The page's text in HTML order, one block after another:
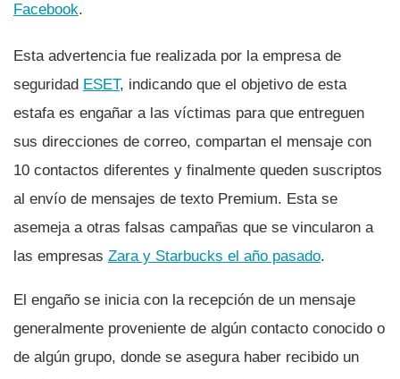
Facebook.
Esta advertencia fue realizada por la empresa de
seguridad ESET, indicando que el objetivo de esta
estafa es engañar a las ví­ctimas para que entreguen
sus direcciones de correo, compartan el mensaje con
10 contactos diferentes y finalmente queden suscriptos
al enví­o de mensajes de texto Premium. Esta se
asemeja a otras falsas campañas que se vincularon a
las empresas Zara y Starbucks el año pasado.
El engaño se inicia con la recepción de un mensaje
generalmente proveniente de algún contacto conocido o
de algún grupo, donde se asegura haber recibido un